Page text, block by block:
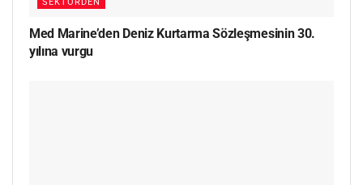
Med Marine’den Deniz Kurtarma Sözleşmesinin 30.
yılına vurgu